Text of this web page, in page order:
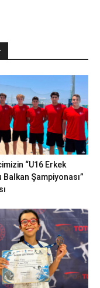
“U16 Erkek
Balkan Şampiyonası”